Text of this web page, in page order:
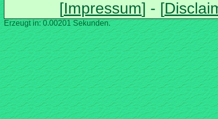
Erzeugt in: 0.00201 Sekunden.